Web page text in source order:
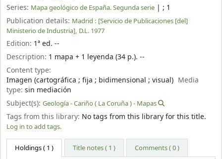
Series: Mapa geológico de España. Segunda serie | ; 1
Publication details: Madrid : [Servicio de Publicaciones [del]
Ministerio de Industria], D.L. 1977
Edition: 1ª ed. --
Description: 1 mapa + 1 leyenda (34 p.). --
Content type:
Imagen (cartográfica ; fija ; bidimensional ; visual) Media
type: sin mediación
Subject(s): Geología - Cariño ( La Coruña ) - Mapas
Tags from this library: No tags from this library for this title.
Log in to add tags.
Holdings( 1 ) Title notes ( 1 ) Comments ( 0 )